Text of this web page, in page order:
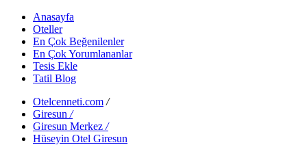
Anasayfa
Oteller
En Çok Beğenilenler
En Çok Yorumlananlar
Tesis Ekle
Tatil Blog
Otelcenneti.com /
Giresun /
Giresun Merkez /
Hüseyin Otel Giresun